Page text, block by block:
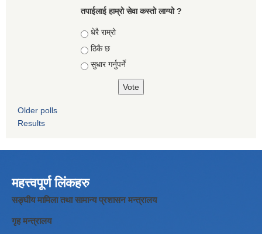
तपाईलाई हाम्रो सेवा कस्तो लाग्यो ?
Choices
धेरै राम्रो
ठिकै छ
सुधार गर्नुपर्ने
Older polls
Results
महत्त्वपूर्ण लिंकहरु
सङ्घीय मामिला तथा सामान्य प्रशासन मन्त्रालय
गृह मन्त्रालय